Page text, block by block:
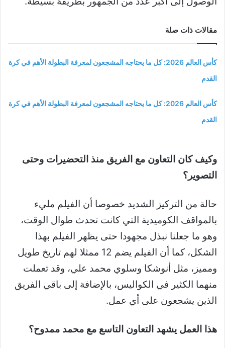
مقالات ذات صلة
كأس العالم 2026: كل ما يحتاجه المشجعون لمعرفة البطولة الأهم في كرة
القدم
كأس العالم 2026: كل ما يحتاجه المشجعون لمعرفة البطولة الأهم في كرة
القدم
وكيف كان التعاون مع الفريق منذ التحضيرات وحتى
التصوير؟
حالة من التركيز الشديد خصوصا أن الفيلم مليء
بالمواقف الكوميدية التي كانت تحدث طوال الوقت،
وهو ما جعلنا نبذل مجهودا حتى يظهر الفيلم بهذا
الشكل، كما أن الفيلم يضم 12 ممثلا لهم تاريخ طويل
ومميز، مثل أنوشكا وسلوي محمد علي، وقد تعملت
منهما الكثير في الكواليس، بالإضافة إلى باقي الفريق
الذين يشجعون على أي عمل.
هذا العمل يشهد التعاون التاسع مع محمد ممدوح؟